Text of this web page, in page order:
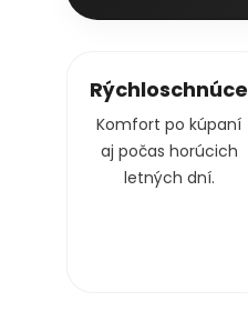
Rýchloschnúce
Komfort po kúpaní
aj počas horúcich
letných dní.